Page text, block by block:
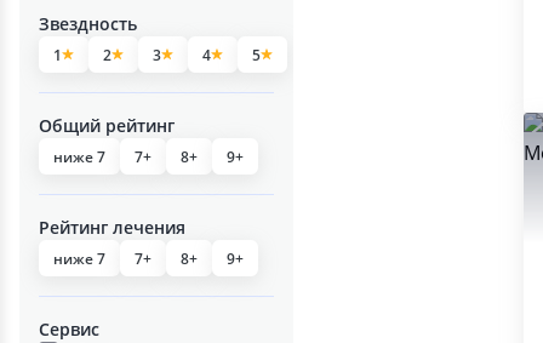
Звездность
1 2 3 4 5
Общий рейтинг
ниже 7 7+ 8+ 9+
Рейтинг лечения
ниже 7 7+ 8+ 9+
Сервис